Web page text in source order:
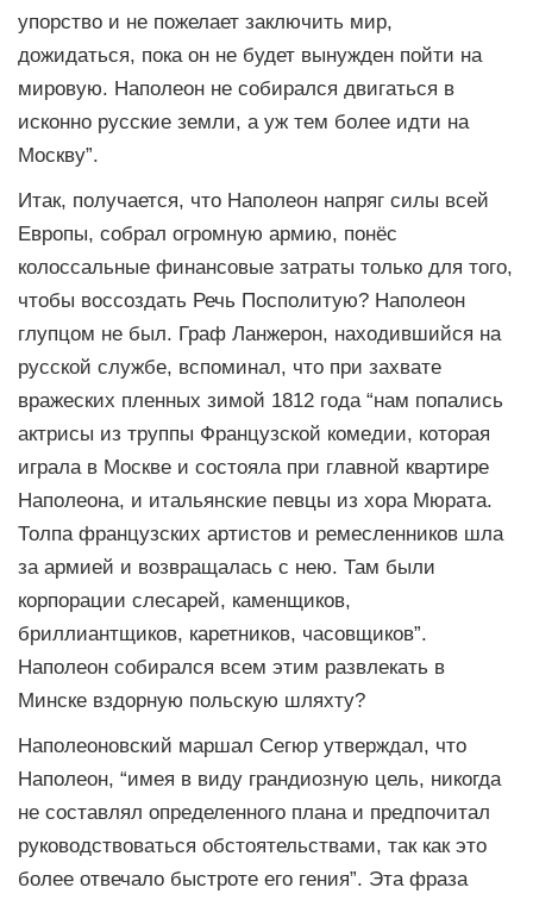
упорство и не пожелает заключить мир,
дожидаться, пока он не будет вынужден пойти на
мировую. Наполеон не собирался двигаться в
исконно русские земли, а уж тем более идти на
Москву”.
Итак, получается, что Наполеон напряг силы всей
Европы, собрал огромную армию, понёс
колоссальные финансовые затраты только для того,
чтобы воссоздать Речь Посполитую? Наполеон
глупцом не был. Граф Ланжерон, находившийся на
русской службе, вспоминал, что при захвате
вражеских пленных зимой 1812 года “нам попались
актрисы из труппы Французской комедии, которая
играла в Москве и состояла при главной квартире
Наполеона, и итальянские певцы из хора Мюрата.
Толпа французских артистов и ремесленников шла
за армией и возвращалась с нею. Там были
корпорации слесарей, каменщиков,
бриллиантщиков, каретников, часовщиков”.
Наполеон собирался всем этим развлекать в
Минске вздорную польскую шляхту?
Наполеоновский маршал Сегюр утверждал, что
Наполеон, “имея в виду грандиозную цель, никогда
не составлял определенного плана и предпочитал
руководствоваться обстоятельствами, так как это
более отвечало быстроте его гения”. Эта фраза